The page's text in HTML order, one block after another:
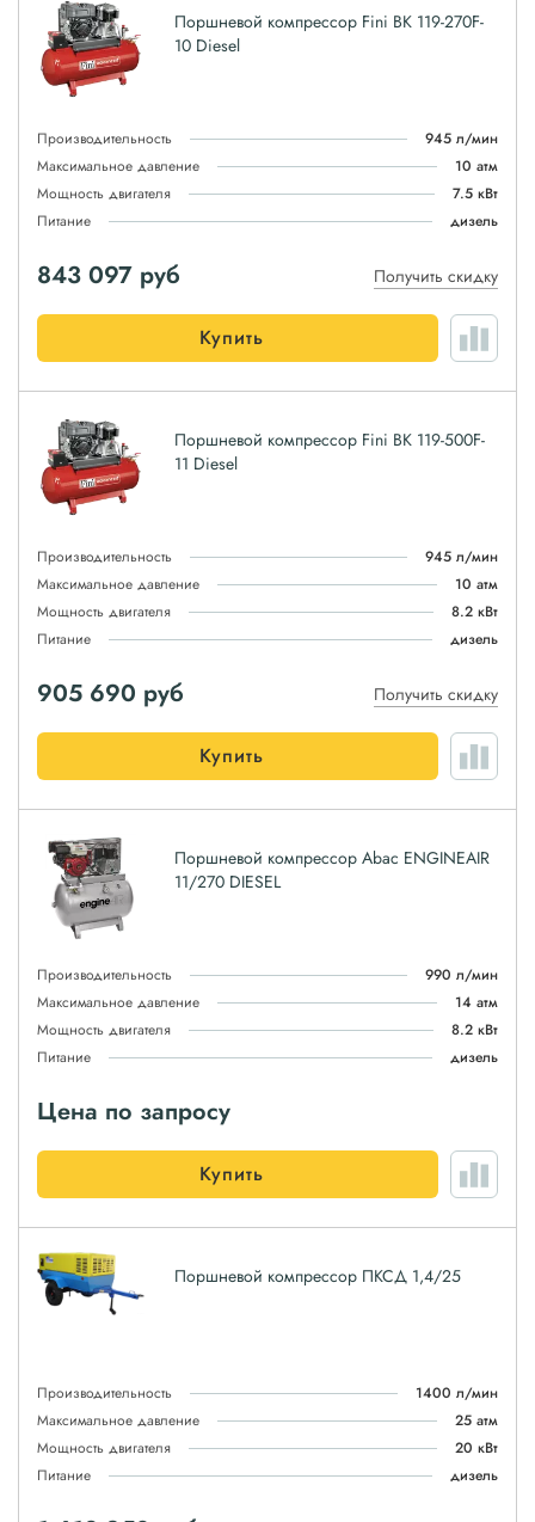
Поршневой компрессор Fini BK 119-270F-
10 Diesel
Производительность
945 л/мин
Максимальное давление
10 атм
Мощность двигателя
7.5 кВт
Питание
дизель
843 097 руб Получить скидку
Купить
Поршневой компрессор Fini BK 119-500F-
11 Diesel
Производительность
945 л/мин
Максимальное давление
10 атм
Мощность двигателя
8.2 кВт
Питание
дизель
905 690 руб Получить скидку
Купить
Поршневой компрессор Abac ENGINEAIR
11/270 DIESEL
Производительность
990 л/мин
Максимальное давление
14 атм
Мощность двигателя
8.2 кВт
Питание
дизель
Цена по запросу
Купить
Поршневой компрессор ПКСД 1,4/25
Производительность
1400 л/мин
Максимальное давление
25 атм
Мощность двигателя
20 кВт
Питание
дизель